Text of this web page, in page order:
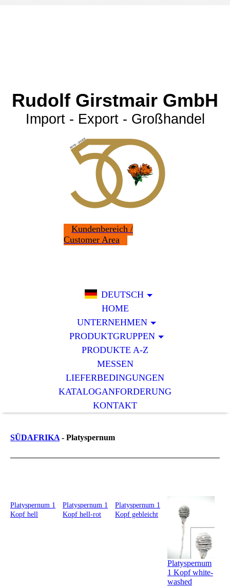
Rudolf Girstmair GmbH
Import - Export - Großhandel
Kundenbereich /
Customer Area
DEUTSCH
HOME
UNTERNEHMEN
PRODUKTGRUPPEN
PRODUKTE A-Z
MESSEN
LIEFERBEDINGUNGEN
KATALOGANFORDERUNG
KONTAKT
SÜDAFRIKA - Platyspernum
Platyspernum 1
Kopf hell
Platyspernum 1
Kopf hell-rot
Platyspernum 1
Kopf gebleicht
Platyspernum
1 Kopf white-
washed